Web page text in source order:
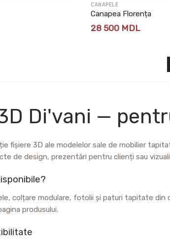
CANAPELE
Canapea Florența
28 500 MDL
Di'vani —
fișiere 3D ale modelelor sale de mobilier
de design, prezentări pentru clienți sau
colțare modulare, fotolii și paturi tapitate
produsului.